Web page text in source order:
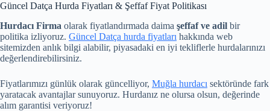
Güncel Datça Hurda Fiyatları & Şeffaf Fiyat Politikası
Hurdacı Firma olarak fiyatlandırmada daima şeffaf ve adil bir
politika izliyoruz. Güncel Datça hurda fiyatları hakkında web
sitemizden anlık bilgi alabilir, piyasadaki en iyi tekliflerle hurdalarınızı
değerlendirebilirsiniz.
Fiyatlarımızı günlük olarak güncelliyor, Muğla hurdacı sektöründe fark
yaratacak avantajlar sunuyoruz. Hurdanız ne olursa olsun, değerinde
alım garantisi veriyoruz!